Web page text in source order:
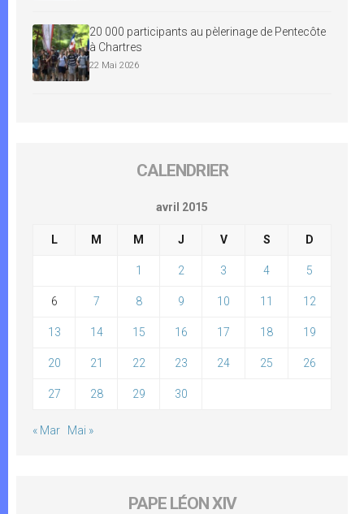
20 000 participants au pèlerinage de Pentecôte
à Chartres
22 Mai 2026
CALENDRIER
avril 2015
L M M J V S D
1 2 3 4 5
6 7 8 9 10 11 12
13 14 15 16 17 18 19
20 21 22 23 24 25 26
27 28 29 30
« Mar Mai »
PAPE LÉON XIV